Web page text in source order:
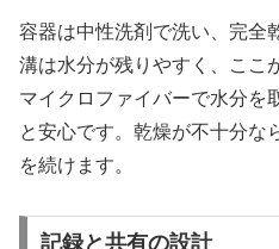
容器は中性洗剤で洗い、完全
溝は水分が残りやすく、ここ
マイクロファイバーで水分を
と安心です。乾燥が不十分な
を続けます。
記録と共有の設計